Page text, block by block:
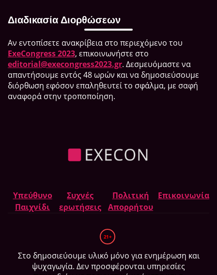
Διαδικασία Διορθώσεων
Αν εντοπίσετε ανακρίβεια στο περιεχόμενο του
ExeCongress 2023, επικοινωνήστε στο
editorial@execongress2023.gr. Δεσμευόμαστε να
απαντήσουμε εντός 48 ωρών και να δημοσιεύσουμε
διόρθωση εφόσον επαληθευτεί το σφάλμα, με σαφή
αναφορά στην τροποποίηση.
Υπεύθυνο
Παιχνίδι
Συχνές
ερωτήσεις
Πολιτική
Απορρήτου
Επικοινωνία
21+
Στο δημοσιεύουμε υλικό μόνο για ενημέρωση και
ψυχαγωγία. Δεν προσφέρονται υπηρεσίες